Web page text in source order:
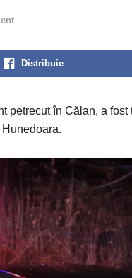
Distribuie
petrecut în Călan, a